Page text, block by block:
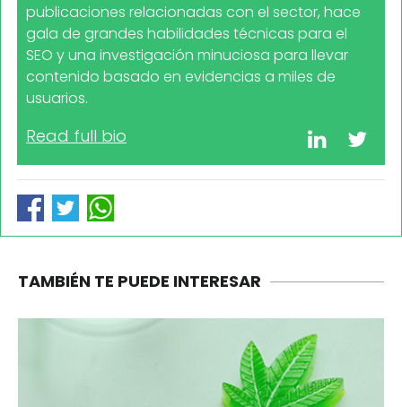
publicaciones relacionadas con el sector, hace
gala de grandes habilidades técnicas para el
SEO y una investigación minuciosa para llevar
contenido basado en evidencias a miles de
usuarios.
Read full bio
TAMBIÉN TE PUEDE INTERESAR